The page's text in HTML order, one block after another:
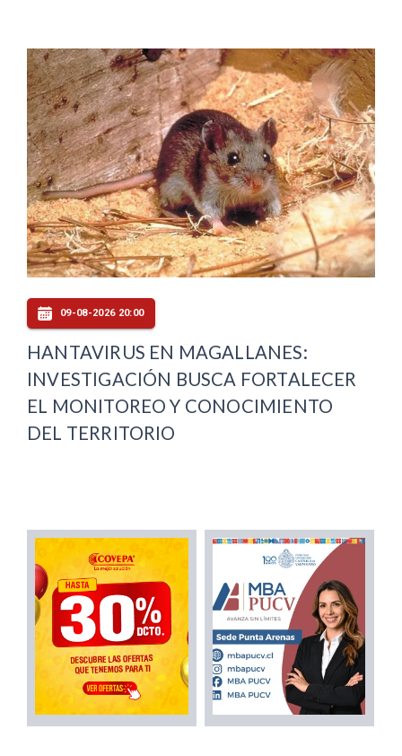
09-08-2026 20:00
HANTAVIRUS EN MAGALLANES:
INVESTIGACIÓN BUSCA FORTALECER
EL MONITOREO Y CONOCIMIENTO
DEL TERRITORIO